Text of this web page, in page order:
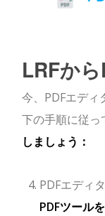
LRFか
今、PDFエディ
下の手順に従っ
しましょう：
PDFエディ
PDFツール